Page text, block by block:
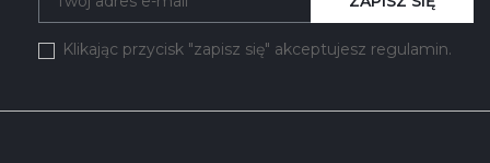
Klikając przycisk "zapisz się" akceptujesz regulamin.